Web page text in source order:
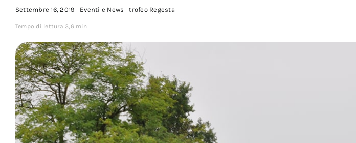
Settembre 16, 2019 Eventi e News trofeo Regesta
Tempo di lettura 3,6 min